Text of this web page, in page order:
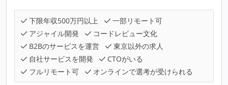
下限年収500万円以上
一部リモート可
アジャイル開発
コードレビュー文化
B2Bのサービスを運営
東京以外の求人
自社サービスを開発
CTOがいる
フルリモート可
オンラインで選考が受けられる